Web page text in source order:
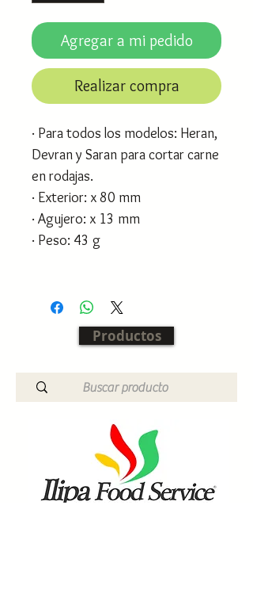
Agregar a mi pedido
Realizar compra
· Para todos los modelos: Heran,
Devran y Saran para cortar carne
en rodajas.
· Exterior: x 80 mm
· Agujero: x 13 mm
· Peso: 43 g
Productos